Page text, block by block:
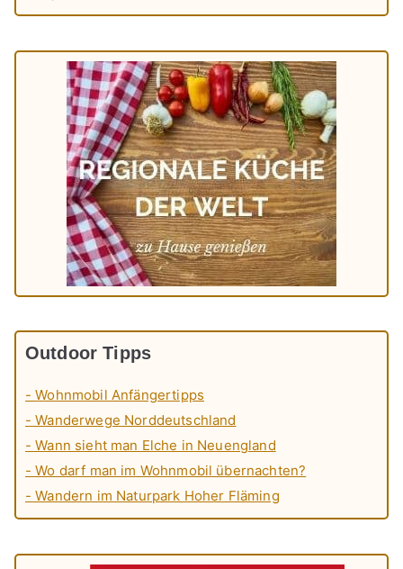
Outdoor Tipps
- Wohnmobil Anfängertipps
- Wanderwege Norddeutschland
- Wann sieht man Elche in Neuengland
- Wo darf man im Wohnmobil übernachten?
- Wandern im Naturpark Hoher Fläming